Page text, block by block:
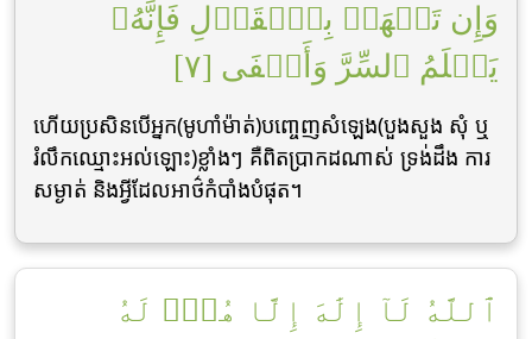
وَإِن تَجۡهَرۡ بِٱلۡقَوۡلِ فَإِنَّهُۥ
يَعۡلَمُ ٱلسِّرَّ وَأَخۡفَى [٧]
ហើយប្រសិនបើអ្នក(មូហាំម៉ាត់)បពោ្ចញសំឡេង(បួងសួង សុំ ឬ
រំលឹកឈ្មោះអល់ឡោះ)ខ្លាំងៗ គឺពិតប្រាកដណាស់ ទ្រង់ដឹង ការ
សម្ងាត់ និងអ្វីដែលអាថ៌កំបាំងបំផុត។
ٱللَّهُ لَآ إِلَٰهَ إِلَّا هُوَۖ لَهُ